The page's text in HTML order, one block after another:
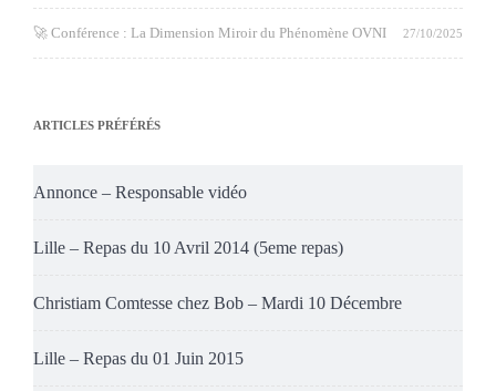
🚀 Conférence : La Dimension Miroir du Phénomène OVNI 27/10/2025
ARTICLES PRÉFÉRÉS
Annonce – Responsable vidéo
Lille – Repas du 10 Avril 2014 (5eme repas)
Christiam Comtesse chez Bob – Mardi 10 Décembre
Lille – Repas du 01 Juin 2015